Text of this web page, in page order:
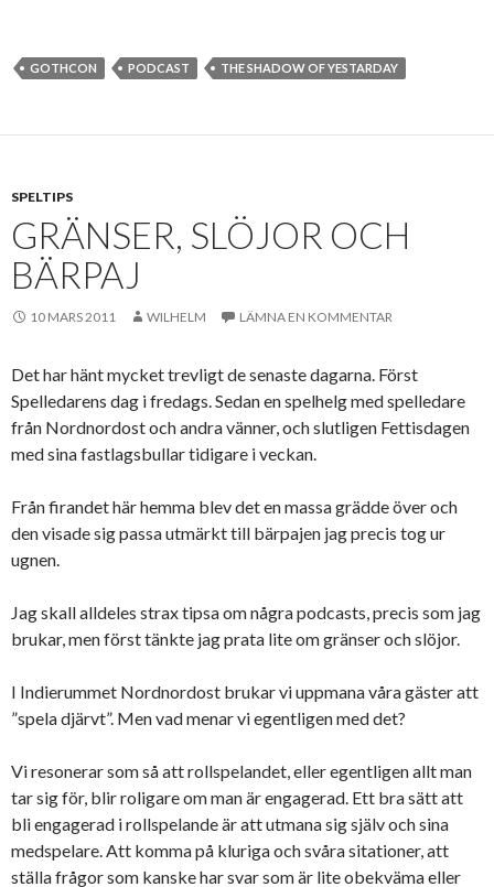
GOTHCON PODCAST THE SHADOW OF YESTARDAY
SPELTIPS
GRÄNSER, SLÖJOR OCH
BÄRPAJ
10 MARS 2011 WILHELM LÄMNA EN KOMMENTAR
Det har hänt mycket trevligt de senaste dagarna. Först
Spelledarens dag i fredags. Sedan en spelhelg med spelledare
från Nordnordost och andra vänner, och slutligen Fettisdagen
med sina fastlagsbullar tidigare i veckan.
Från firandet här hemma blev det en massa grädde över och
den visade sig passa utmärkt till bärpajen jag precis tog ur
ugnen.
Jag skall alldeles strax tipsa om några podcasts, precis som jag
brukar, men först tänkte jag prata lite om gränser och slöjor.
I Indierummet Nordnordost brukar vi uppmana våra gäster att
”spela djärvt”. Men vad menar vi egentligen med det?
Vi resonerar som så att rollspelandet, eller egentligen allt man
tar sig för, blir roligare om man är engagerad. Ett bra sätt att
bli engagerad i rollspelande är att utmana sig själv och sina
medspelare. Att komma på kluriga och svåra sitationer, att
ställa frågor som kanske har svar som är lite obekväma eller